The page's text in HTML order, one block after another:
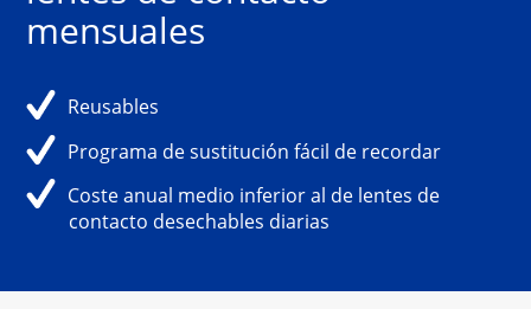
mensuales
Reusables
Programa de sustitución fácil de recordar
Coste anual medio inferior al de lentes de
contacto desechables diarias